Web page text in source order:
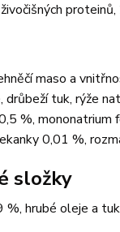
maso a
drůbeží tuk, rýže
%,
0,01 %,
složky
%, hrubé oleje a